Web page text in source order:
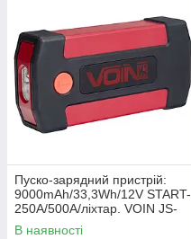
Пуско-зарядний пристрій:
9000mAh/33,3Wh/12V START-
250A/500A/лiхтар. VOIN JS-
500
В наявності